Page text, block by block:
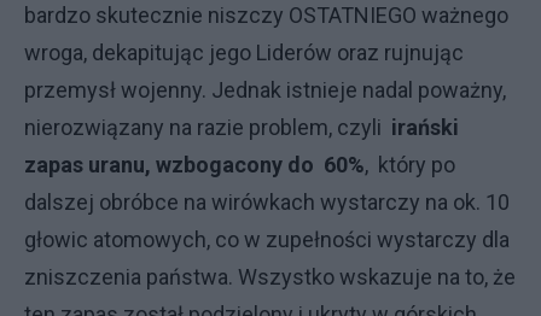
bardzo skutecznie niszczy OSTATNIEGO ważnego
wroga, dekapitując jego Liderów oraz rujnując
przemysł wojenny. Jednak istnieje nadal poważny,
nierozwiązany na razie problem, czyli irański
zapas uranu, wzbogacony do 60%, który po
dalszej obróbce na wirówkach wystarczy na ok. 10
głowic atomowych, co w zupełności wystarczy dla
zniszczenia państwa. Wszystko wskazuje na to, że